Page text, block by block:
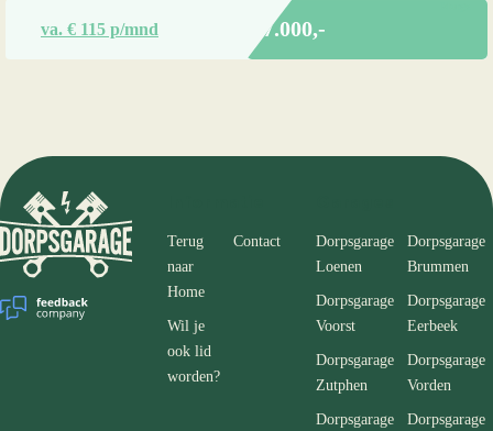
va. € 115 p/mnd € 7.000,-
Terug
naar
Home
Contact
Wil je
ook lid
worden?
Dorpsgarage
Loenen
Dorpsgarage
Brummen
Dorpsgarage
Voorst
Dorpsgarage
Eerbeek
Dorpsgarage
Zutphen
Dorpsgarage
Vorden
Dorpsgarage
Dorpsgarage